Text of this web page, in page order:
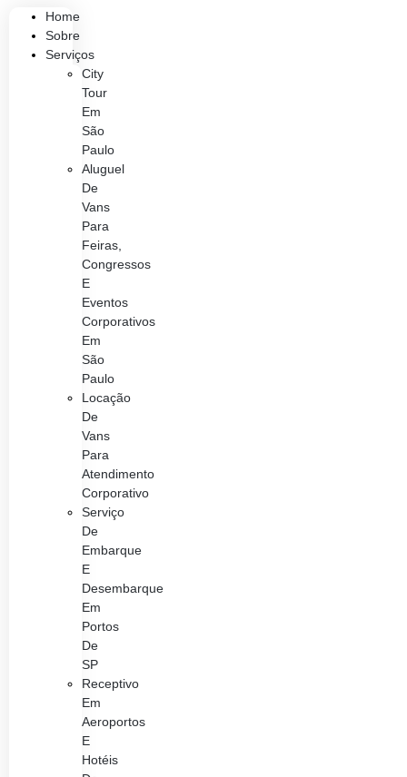
Home
Sobre
Serviços
City
Tour
Em
São
Paulo
Aluguel
De
Vans
Para
Feiras,
Congressos
E
Eventos
Corporativos
Em
São
Paulo
Locação
De
Vans
Para
Atendimento
Corporativo
Serviço
De
Embarque
E
Desembarque
Em
Portos
De
SP
Receptivo
Em
Aeroportos
E
Hotéis